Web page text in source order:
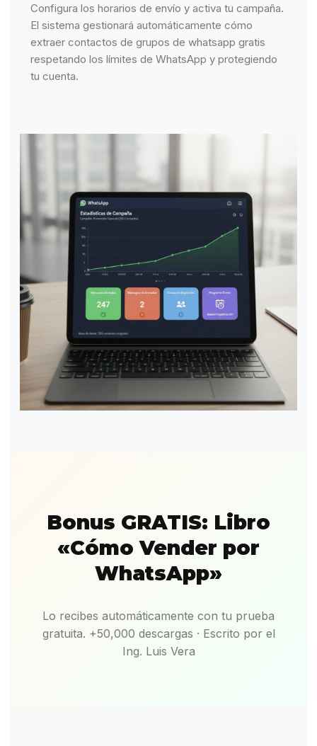
Configura los horarios de envío y activa tu campaña.
El sistema gestionará automáticamente cómo
extraer contactos de grupos de whatsapp gratis
respetando los límites de WhatsApp y protegiendo
tu cuenta.
Bonus GRATIS: Libro
«Cómo Vender por
WhatsApp»
Lo recibes automáticamente con tu prueba
gratuita. +50,000 descargas · Escrito por el
Ing. Luis Vera